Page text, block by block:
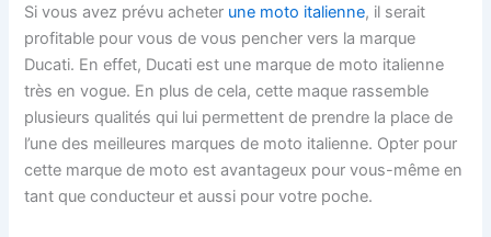
Si vous avez prévu acheter une moto italienne, il serait
profitable pour vous de vous pencher vers la marque
Ducati. En effet, Ducati est une marque de moto italienne
très en vogue. En plus de cela, cette maque rassemble
plusieurs qualités qui lui permettent de prendre la place de
l’une des meilleures marques de moto italienne. Opter pour
cette marque de moto est avantageux pour vous-même en
tant que conducteur et aussi pour votre poche.